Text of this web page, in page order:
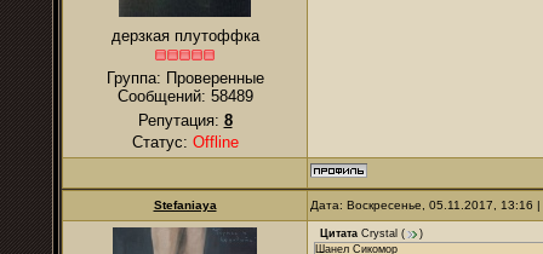
дерзкая плутоффка
Группа: Проверенные
Сообщений: 58489
Репутация: 8
Статус: Offline
Stefaniaya Дата: Воскресенье, 05.11.2017,
Цитата Crystal (
)
Шанел Сикомор